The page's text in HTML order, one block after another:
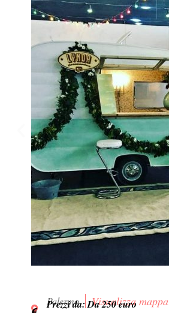
Palermo Visualizza mappa
Prezzi da: Da 250 euro